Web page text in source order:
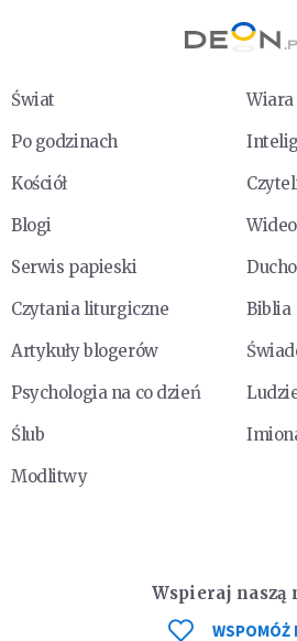
Świat
Wiara
Po godzinach
Kościół
Blogi
Wideo
Serwis papieski
Czytania liturgiczne
Biblia
Artykuły blogerów
Psychologia na co dzień
Ślub
Modlitwy
Wspieraj naszą
WSPOMÓŻ